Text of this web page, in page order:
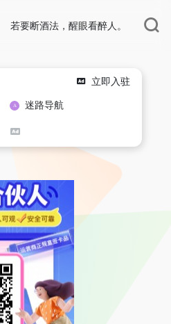
若要断酒法，醒眼看醉人。
立即入驻
迷路导航